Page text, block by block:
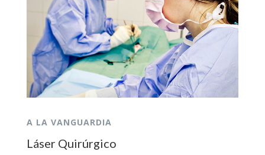
A LA VANGUARDIA
Láser Quirúrgico